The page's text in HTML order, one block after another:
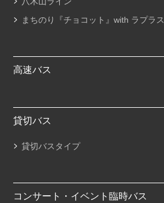
まちのり『チョコット』with ラプラス
高速バス
貸切バス
貸切バスタイプ
コンサート・イベント臨時バス